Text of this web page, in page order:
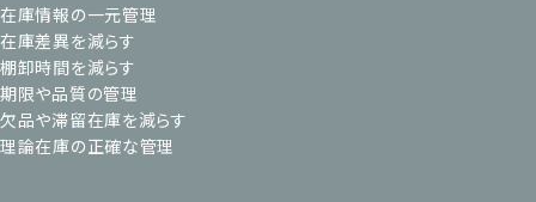
在庫情報の一元管理
在庫差異を減らす
棚卸時間を減らす
期限や品質の管理
欠品や滞留在庫を減らす
理論在庫の正確な管理